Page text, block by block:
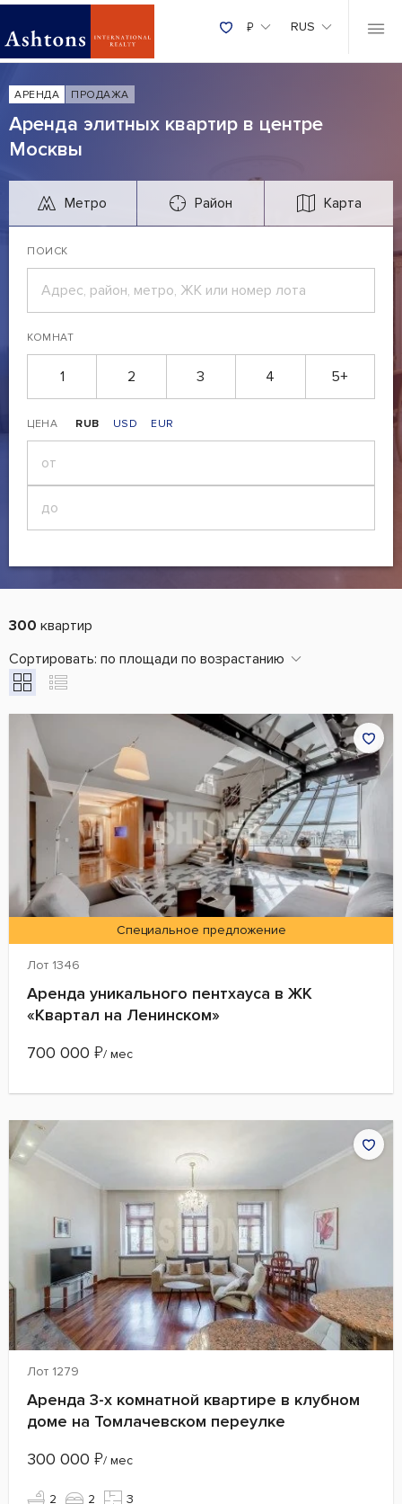
₽ RUS
АРЕНДА ПРОДАЖА
Аренда элитных квартир в центре
Москвы
Метро Район Карта
ПОИСК
КОМНАТ
1 2 3 4 5+
ЦЕНА RUB USD EUR
300 квартир
Сортировать: по площади по возрастанию
Специальное предложение
Лот 1346
Аренда уникального пентхауса в ЖК
«Квартал на Ленинском»
700 000 ₽/ мес
Лот 1279
Аренда 3-х комнатной квартире в клубном
доме на Томлачевском переулке
300 000 ₽/ мес
2 2 3